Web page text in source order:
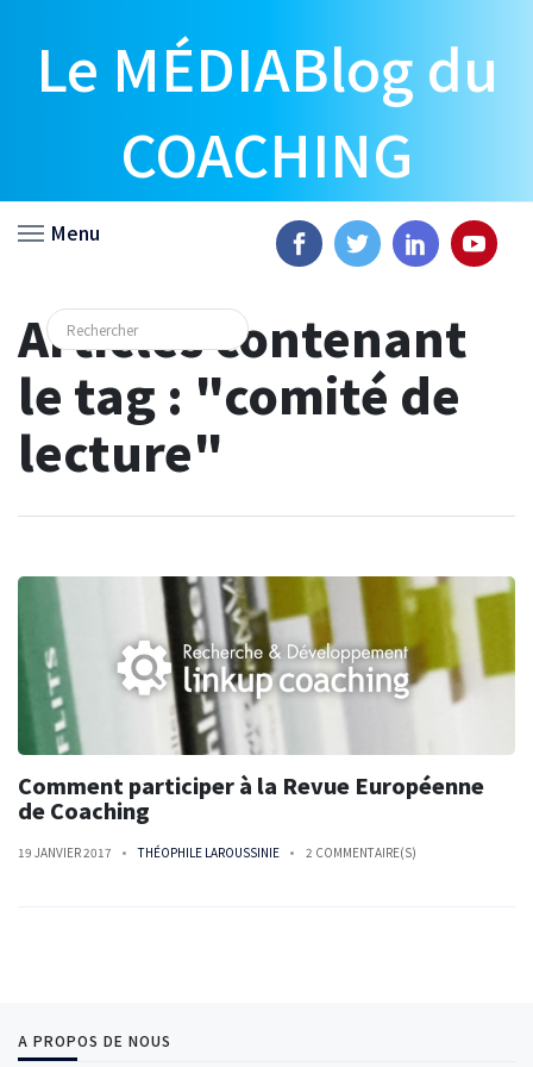
Le MÉDIABlog du
COACHING
Menu
Articles contenant
le tag : "comité de
lecture"
Comment participer à la Revue Européenne
de Coaching
19 JANVIER 2017 THÉOPHILE LAROUSSINIE 2 COMMENTAIRE(S)
A PROPOS DE NOUS